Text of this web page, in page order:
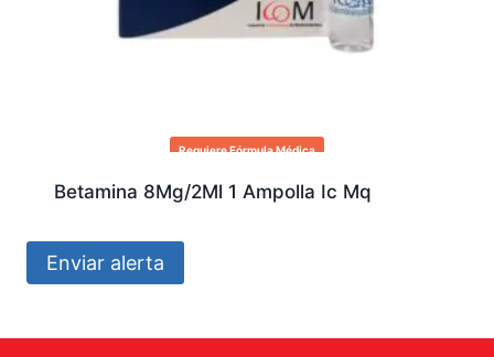
Requiere Fórmula Médica
Betamina 8Mg/2Ml 1 Ampolla Ic Mq
Enviar alerta